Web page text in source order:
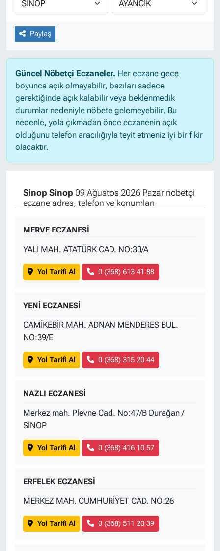
Paylaş
Güncel Nöbetçi Eczaneler.Her eczane gece
boyunca açık olmayabilir, bazıları sadece
gerektiğinde açık kalabilir veya beklenmedik
durumlar nedeniyle nöbete gelemeyebilir. Bu
nedenle, yola çıkmadan önce eczanenin açık
olduğunu telefon aracılığıyla teyit etmeniz iyi bir fikir
olacaktır.
Sinop Sinop09 Ağustos 2026 Pazar nöbetçi
eczane adres, telefon ve konumları
MERVE ECZANESİ
YALI MAH. ATATÜRK CAD. NO:30/A
Yol Tarifi Al 0 (368) 613 41 88
YENİ ECZANESİ
CAMİKEBİR MAH. ADNAN MENDERES BUL.
NO:39/E
Yol Tarifi Al 0 (368) 315 20 44
NAZLI ECZANESİ
Merkez mah. Plevne Cad. No:47/B Durağan /
SİNOP
Yol Tarifi Al 0 (368) 416 10 57
ERFELEK ECZANESİ
MERKEZ MAH. CUMHURİYET CAD. NO:26
Yol Tarifi Al 0 (368) 511 20 39